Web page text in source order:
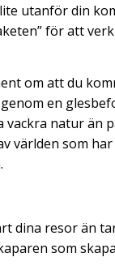
utanför din
för att
om att du
en
natur än
världen som
dina resor än
som